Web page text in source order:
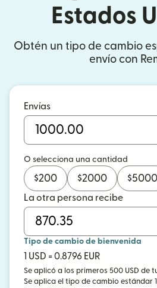
Estados
Obtén un tipo de cambio
envío con
Envías
O selecciona una cantidad
$200 $2000 $5000
La otra persona recibe
Tipo de cambio de bienvenida
1 USD = 0.8796 EUR
Se aplicó a los primeros 500 USD de
Se aplica el tipo de cambio estándar 1